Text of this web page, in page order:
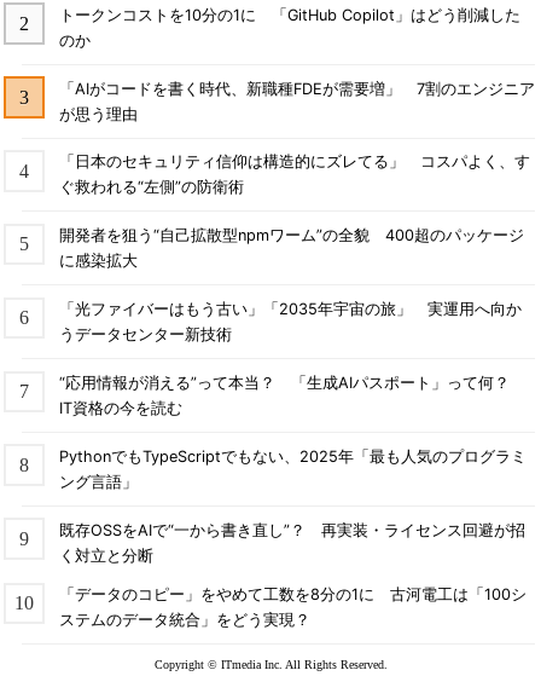
トークンコストを10分の1に 「GitHub Copilot」はどう削減した
のか
「AIがコードを書く時代、新職種FDEが需要増」 7割のエンジニア
が思う理由
「日本のセキュリティ信仰は構造的にズレてる」 コスパよく、す
ぐ救われる“左側”の防衛術
開発者を狙う“自己拡散型npmワーム”の全貌 400超のパッケージ
に感染拡大
「光ファイバーはもう古い」「2035年宇宙の旅」 実運用へ向か
うデータセンター新技術
“応用情報が消える”って本当？ 「生成AIパスポート」って何？
IT資格の今を読む
PythonでもTypeScriptでもない、2025年「最も人気のプログラミ
ング言語」
既存OSSをAIで“一から書き直し”？ 再実装・ライセンス回避が招
く対立と分断
「データのコピー」をやめて工数を8分の1に 古河電工は「100シ
ステムのデータ統合」をどう実現？
Copyright © ITmedia Inc. All Rights Reserved.